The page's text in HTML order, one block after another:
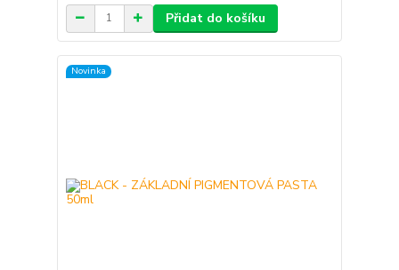
Přidat do košíku
Novinka